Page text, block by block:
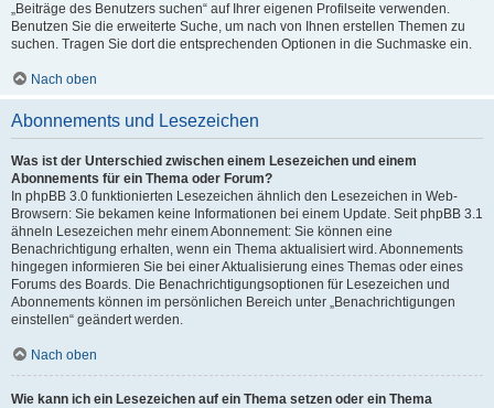
„Beiträge des Benutzers suchen“ auf Ihrer eigenen Profilseite verwenden.
Benutzen Sie die erweiterte Suche, um nach von Ihnen erstellen Themen zu
suchen. Tragen Sie dort die entsprechenden Optionen in die Suchmaske ein.
Nach oben
Abonnements und Lesezeichen
Was ist der Unterschied zwischen einem Lesezeichen und einem
Abonnements für ein Thema oder Forum?
In phpBB 3.0 funktionierten Lesezeichen ähnlich den Lesezeichen in Web-
Browsern: Sie bekamen keine Informationen bei einem Update. Seit phpBB 3.1
ähneln Lesezeichen mehr einem Abonnement: Sie können eine
Benachrichtigung erhalten, wenn ein Thema aktualisiert wird. Abonnements
hingegen informieren Sie bei einer Aktualisierung eines Themas oder eines
Forums des Boards. Die Benachrichtigungsoptionen für Lesezeichen und
Abonnements können im persönlichen Bereich unter „Benachrichtigungen
einstellen“ geändert werden.
Nach oben
Wie kann ich ein Lesezeichen auf ein Thema setzen oder ein Thema